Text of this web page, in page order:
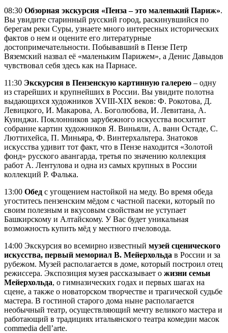
08:30 Обзорная экскурсия «Пенза – это маленький Париж».
Вы увидите старинный русский город, раскинувшийся по
берегам реки Суры, узнаете много интересных исторических
фактов о нем и оцените его литературные
достопримечательности. Побывавший в Пензе Петр
Вяземский назвал её «маленьким Парижем», а Денис Давыдов
чувствовал себя здесь как на Парнасе.
11:30 Экскурсия в Пензенскую картинную галерею – одну
из старейших и крупнейших в России. Вы увидите полотна
выдающихся художников XVIII-XIX веков: Ф. Рокотова, Д.
Левицкого, И. Макарова, А. Боголюбова, И. Левитана, А.
Куинджи. Поклонников зарубежного искусства восхитит
собрание картин художников Я. Виньяли, А. ванн Остаде, С.
Люттихейса, П. Миньяра, Ф. Винтерхальтера. Знатоков
искусства удивит тот факт, что в Пензе находится «Золотой
фонд» русского авангарда, третья по значению коллекция
работ А. Лентулова и одна из самых крупных в России
коллекций Р. Фалька.
13:00 Обед с угощением настойкой на меду. Во время обеда
угоститесь пензенским мёдом с частной пасеки, который по
своим полезным и вкусовым свойствам не уступает
Башкирскому и Алтайскому. У Вас будет уникальная
возможность купить мёд у местного пчеловода.
14:00 Экскурсия во всемирно известный музей сценического
искусства, первый мемориал В. Мейерхольда в России и за
рубежом. Музей располагается в доме, который построил отец
режиссера. Экспозиция музея рассказывает о жизни семьи
Мейерхольда, о гимназических годах и первых шагах на
сцене, а также о новаторском творчестве и трагической судьбе
мастера. В гостиной старого дома ныне располагается
необычный театр, осуществляющий мечту великого мастера и
работающий в традициях итальянского театра комедии масок
commedia dell’arte.